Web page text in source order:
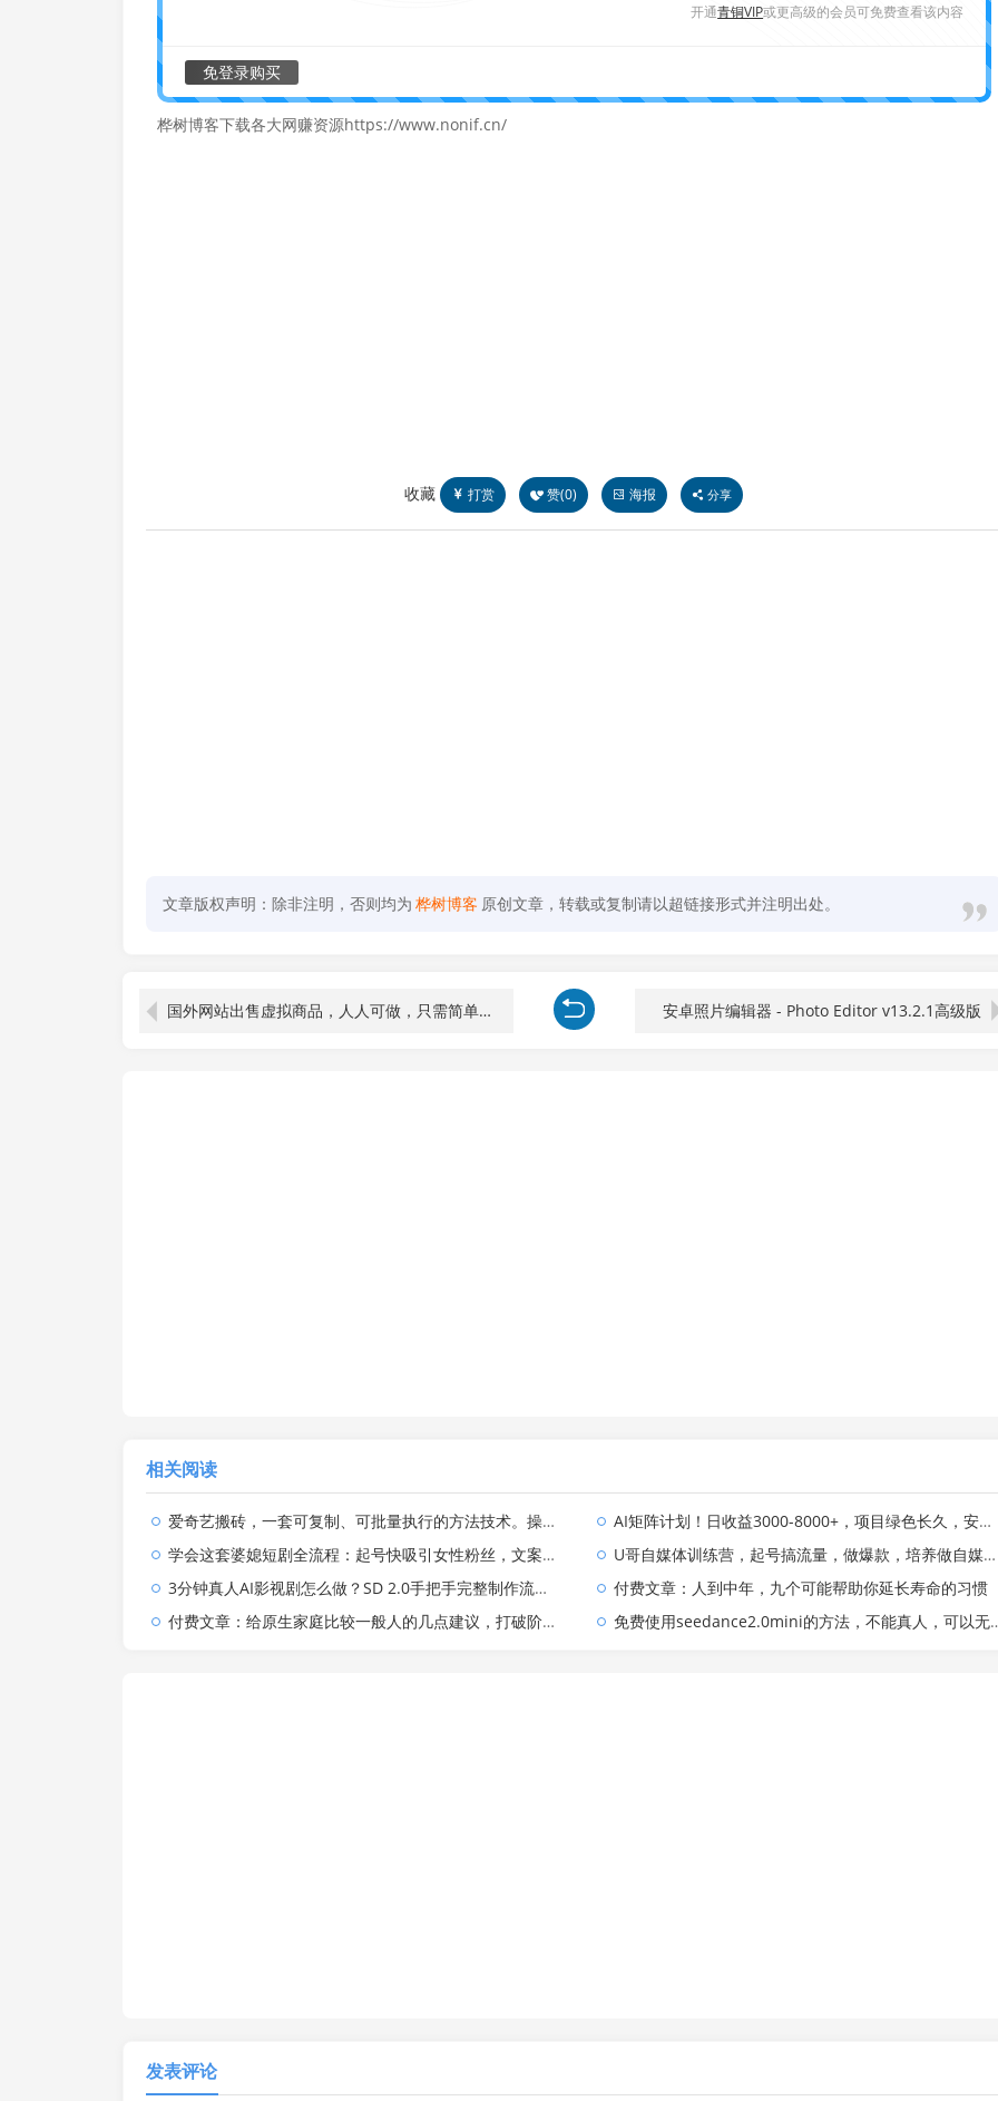
开通青铜VIP或更高级的会员可免费查看该内容
免登录购买
桦树博客下载各大网赚资源https://www.nonif.cn/
收藏 打赏 赞(0) 海报 分享
文章版权声明：除非注明，否则均为 桦树博客 原创文章，转载或复制请以超链接形式并注明出处。
国外网站出售虚拟商品，人人可做，只需简单上传，不用引流，最简单得网赚项目 安卓照片编辑器 - Photo Editor v13.2.1高级版
相关阅读
爱奇艺搬砖，一套可复制、可批量执行的方法技术。操作一个月，整年不用愁!
AI矩阵计划！日收益3000-8000+，项目绿色长久，安全合规靠谱，可批量放大。扶持工作室和分公司
学会这套婆媳短剧全流程：起号快吸引女性粉丝，文案剪辑视频制作一站式搞定，多种变现方式都可做
U哥自媒体训练营，起号搞流量，做爆款，培养做自媒体能力
3分钟真人AI影视剧怎么做？SD 2.0手把手完整制作流程｜Higgsfield 14天SD 2.0/2.5无限生成
付费文章：人到中年，九个可能帮助你延长寿命的习惯
付费文章：给原生家庭比较一般人的几点建议，打破阶层局限，实现个人与家族代际向上跃升
免费使用seedance2.0mini的方法，不能真人，可以无限10秒视频，9图+3音频参考
发表评论